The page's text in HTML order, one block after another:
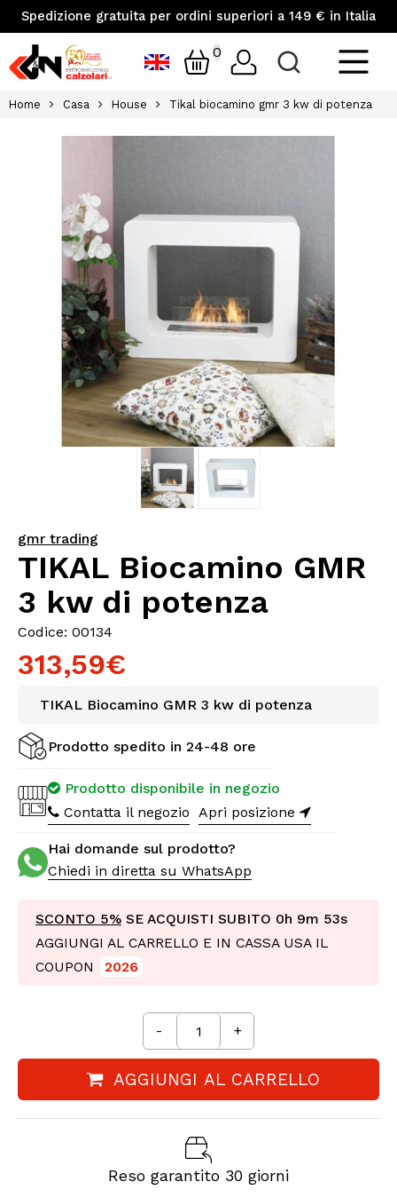
Spedizione gratuita per ordini superiori a 149 € in Italia
0
Home Casa House Tikal biocamino gmr 3 kw di potenza
gmr trading
TIKAL Biocamino GMR
3 kw di potenza
Codice: 00134
313,59€
TIKAL Biocamino GMR 3 kw di potenza
Prodotto spedito in 24-48 ore
Prodotto disponibile in negozio
Contatta il negozio Apri posizione
Hai domande sul prodotto?
Chiedi in diretta su WhatsApp
SCONTO 5% SE ACQUISTI SUBITO 0h 9m 51s
AGGIUNGI AL CARRELLO E IN CASSA USA IL
COUPON
2026
- +
AGGIUNGI AL CARRELLO
Reso garantito 30 giorni